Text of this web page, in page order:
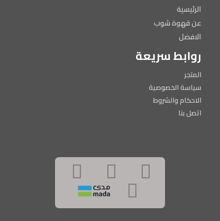
الرئيسية
عن قهوة شوب
الافضل
روابط سريعة
المتجر
سياسة الخصوصية
الاحكام والشروط
اتصل بنا